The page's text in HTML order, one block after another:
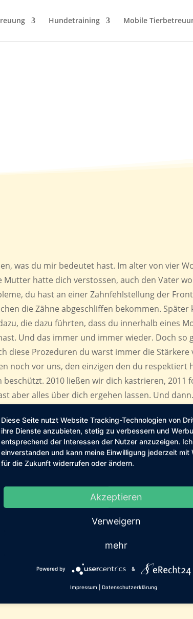
Hundetraining Mobile
was du mir bedeutet hast. Im alter von vier
hatte dich verstossen, auch den Vater
du hast an einer Zahnfehlstellung der
die Zähne abgeschliffen bekommen. Später
die dazu führten, dass du innerhalb eines
Und das immer und immer wieder. Doch so
diese Prozeduren du warst immer die Stärkere
noch vor uns, den einzigen den du respektiert
2010 ließen wir dich kastrieren, 2011
aber alles über dich ergehen lassen. Und
liegen. Er hockte in seiner Ecke, du lagst
Anblick und seine traurigen Augen werde ich
gegangen bist, denn am Vorabend war noch
jetzt besser geht, da wo du bist.
03.02.2011)
Diese Seite nutzt Website Tracking-Technologien von
ihre Dienste anzubieten, stetig zu verbessern und
entsprechend der Interessen der Nutzer anzuzeigen.
einverstanden und kann meine Einwilligung jederzeit mit
für die Zukunft widerrufen oder ändern.
Akzeptieren
Verweigern
mehr
Powered by &
Impressum Datenschutzerklärung